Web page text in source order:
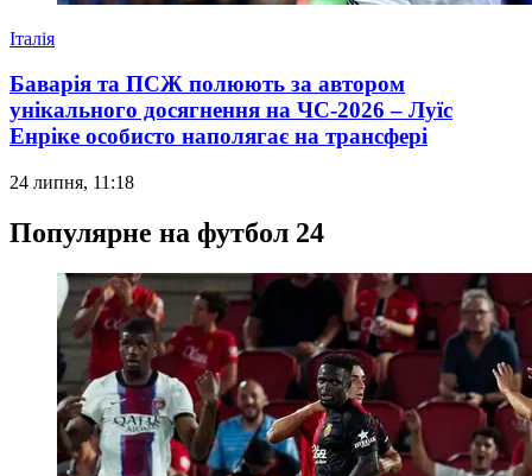
Італія
Баварія та ПСЖ полюють за автором
унікального досягнення на ЧС-2026 – Луїс
Енріке особисто наполягає на трансфері
24 липня, 11:18
Популярне на футбол 24